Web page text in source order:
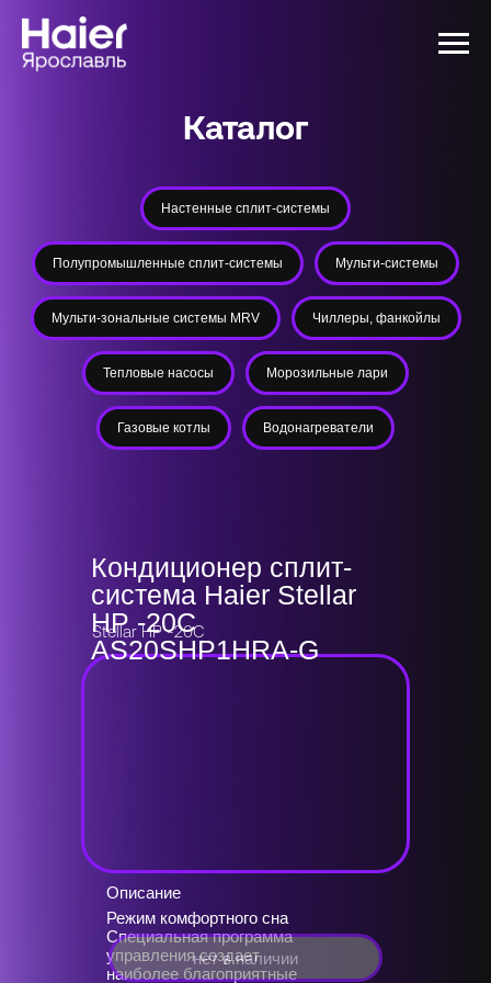
Каталог
Настенные сплит-системы
Полупромышленные сплит-системы Мульти-системы
Мульти-зональные системы MRV Чиллеры, фанкойлы
Тепловые насосы Морозильные лари
Газовые котлы Водонагреватели
Режим комфортного сна
Специальная программа
управления создает
наиболее благоприятные
Описание
Stellar HP -20C
Кондиционер сплит-
система Haier Stellar
HP -20C
AS20SHP1HRA-G
нет в наличии